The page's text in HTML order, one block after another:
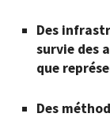
Des
survie des
que
Des